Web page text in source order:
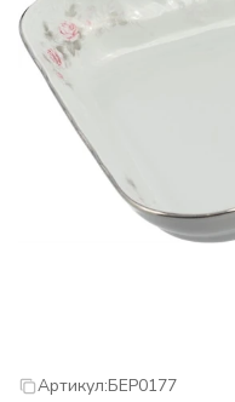
Артикул:БЕР0177